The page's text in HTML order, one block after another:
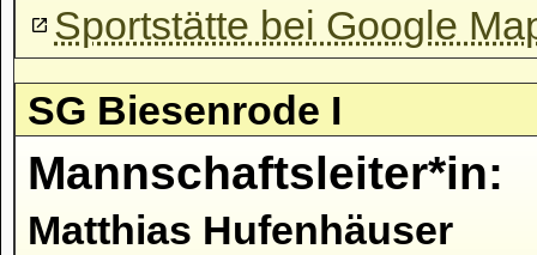
Sportstätte bei Google
SG Biesenrode I
Mannschaftsleiter*in:
Matthias Hufenhäuser